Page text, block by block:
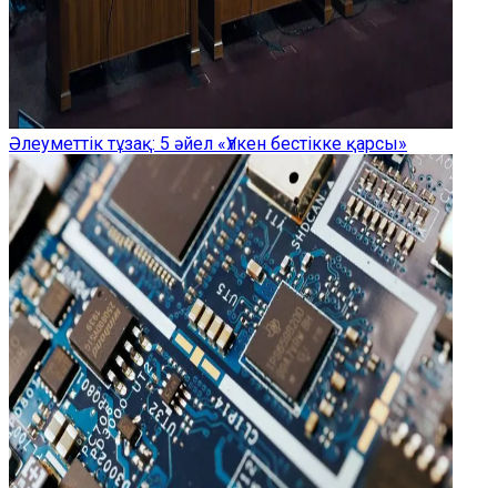
Әлеуметтік тұзақ: 5 әйел «Үлкен бестікке қарсы»